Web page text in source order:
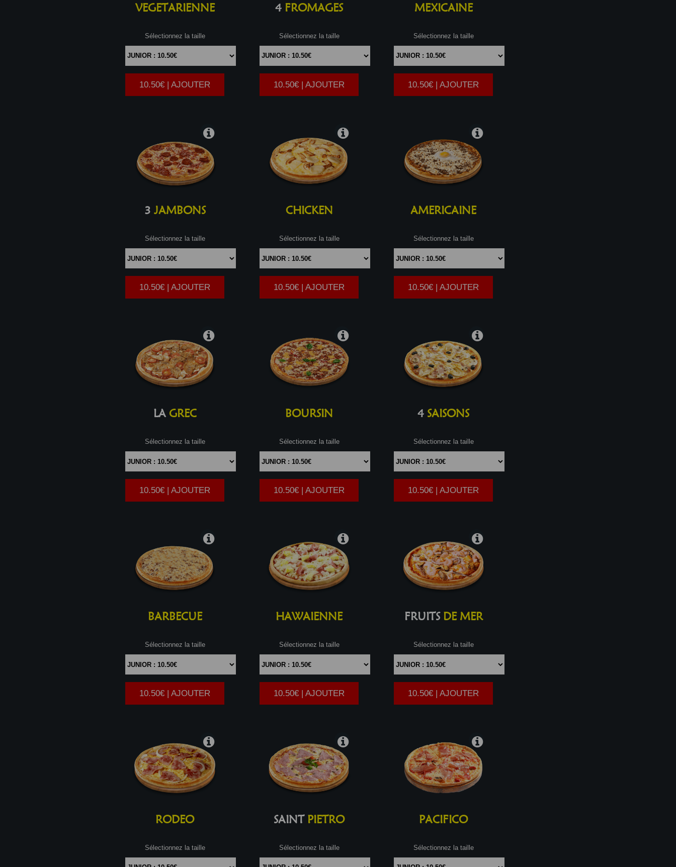
VEGETARIENNE
Sélectionnez la taille
|
10.50€ | AJOUTER
4 FROMAGES
Sélectionnez la taille
|
10.50€ | AJOUTER
MEXICAINE
Sélectionnez la taille
|
10.50€ | AJOUTER
3 JAMBONS
Sélectionnez la taille
|
10.50€ | AJOUTER
CHICKEN
Sélectionnez la taille
|
10.50€ | AJOUTER
AMERICAINE
Sélectionnez la taille
|
10.50€ | AJOUTER
LAGREC
Sélectionnez la taille
|
10.50€ | AJOUTER
BOURSIN
Sélectionnez la taille
|
10.50€ | AJOUTER
4 SAISONS
Sélectionnez la taille
|
10.50€ | AJOUTER
BARBECUE
Sélectionnez la taille
|
10.50€ | AJOUTER
HAWAIENNE
Sélectionnez la taille
|
10.50€ | AJOUTER
FRUITSDE MER
Sélectionnez la taille
|
10.50€ | AJOUTER
RODEO
Sélectionnez la taille
SAINTPIETRO
Sélectionnez la taille
PACIFICO
Sélectionnez la taille